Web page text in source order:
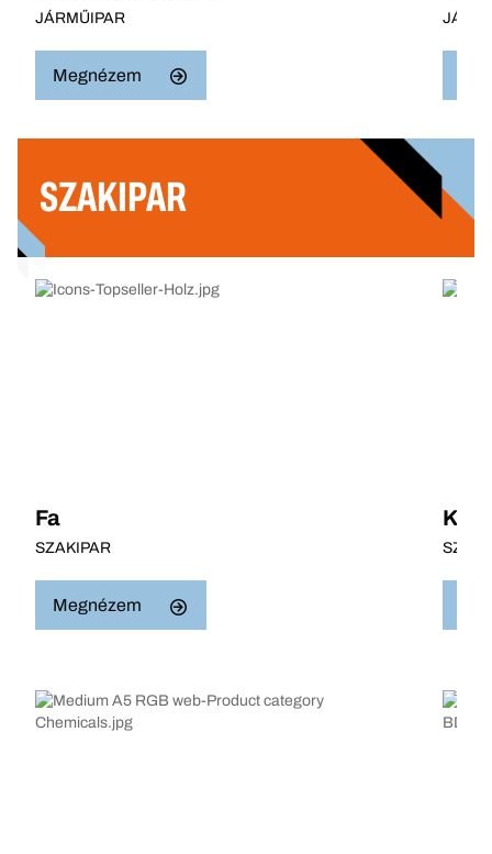
JÁRMŰIPAR
Megnézem
SZAKIPAR
Fa
SZAKIPAR
Megnézem
Kő